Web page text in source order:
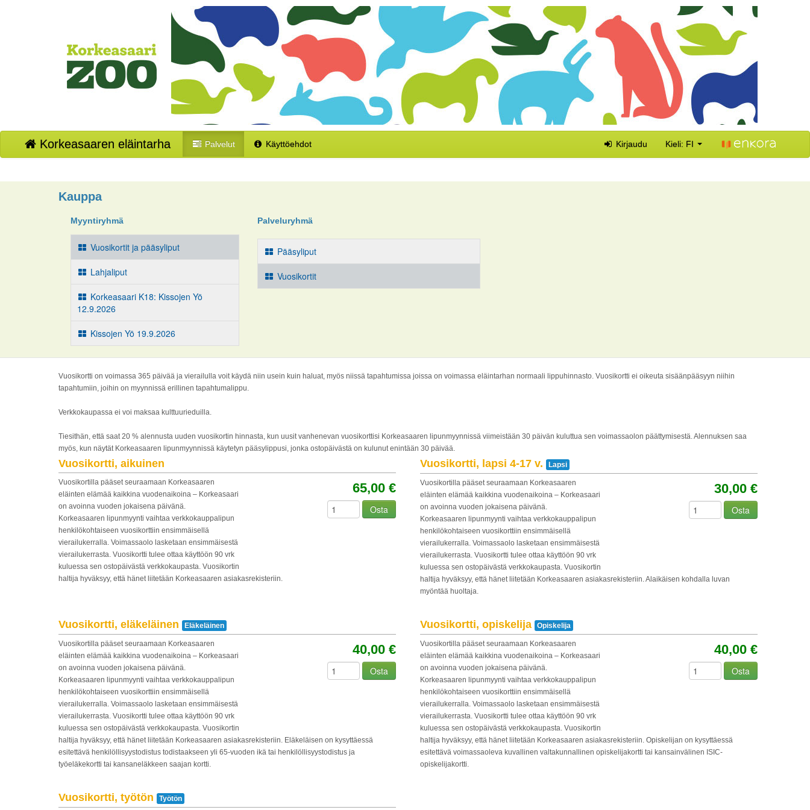
Korkeasaaren eläintarha Palvelut Käyttöehdot Kirjaudu Kieli: FI
Kauppa
Myyntiryhmä
Vuosikortit ja pääsyliput
Lahjaliput
12.9.2026
Kissojen Yö 19.9.2026
Palveluryhmä
Pääsyliput
Vuosikortit
Vuosikortti on voimassa 365 päivää ja vierailulla voit käydä niin usein kuin haluat, myös niissä tapahtumissa joissa on voimassa eläintarhan normaali lippuhinnasto. Vuosikortti ei oikeuta sisäänpääsyyn niihin
tapahtumiin, joihin on myynnissä erillinen tapahtumalippu.
Verkkokaupassa ei voi maksaa kulttuurieduilla.
Tiesithän, että saat 20 % alennusta uuden vuosikortin hinnasta, kun uusit vanhenevan vuosikorttisi Korkeasaaren lipunmyynnissä viimeistään 30 päivän kuluttua sen voimassaolon päättymisestä. Alennuksen saa
myös, kun näytät Korkeasaaren lipunmyynnissä käytetyn pääsylippusi, jonka ostopäivästä on kulunut enintään 30 päivää.
Vuosikortti, aikuinen
Vuosikortilla pääset seuraamaan Korkeasaaren
eläinten elämää kaikkina vuodenaikoina – Korkeasaari
on avoinna vuoden jokaisena päivänä.
Korkeasaaren lipunmyynti vaihtaa verkkokauppalipun
henkilökohtaiseen vuosikorttiin ensimmäisellä
vierailukerralla. Voimassaolo lasketaan ensimmäisestä
vierailukerrasta. Vuosikortti tulee ottaa käyttöön 90 vrk
kuluessa sen ostopäivästä verkkokaupasta. Vuosikortin
haltija hyväksyy, että hänet liitetään Korkeasaaren asiakasrekisteriin.
65,00 €
Osta
Vuosikortti, lapsi 4-17 v. Lapsi
Vuosikortilla pääset seuraamaan Korkeasaaren
eläinten elämää kaikkina vuodenaikoina – Korkeasaari
on avoinna vuoden jokaisena päivänä.
Korkeasaaren lipunmyynti vaihtaa verkkokauppalipun
henkilökohtaiseen vuosikorttiin ensimmäisellä
vierailukerralla. Voimassaolo lasketaan ensimmäisestä
vierailukerrasta. Vuosikortti tulee ottaa käyttöön 90 vrk
kuluessa sen ostopäivästä verkkokaupasta. Vuosikortin
haltija hyväksyy, että hänet liitetään Korkeasaaren asiakasrekisteriin. Alaikäisen kohdalla luvan
myöntää huoltaja.
30,00 €
Osta
Vuosikortti, eläkeläinen Eläkeläinen
Vuosikortilla pääset seuraamaan Korkeasaaren
eläinten elämää kaikkina vuodenaikoina – Korkeasaari
on avoinna vuoden jokaisena päivänä.
Korkeasaaren lipunmyynti vaihtaa verkkokauppalipun
henkilökohtaiseen vuosikorttiin ensimmäisellä
vierailukerralla. Voimassaolo lasketaan ensimmäisestä
vierailukerrasta. Vuosikortti tulee ottaa käyttöön 90 vrk
kuluessa sen ostopäivästä verkkokaupasta. Vuosikortin
haltija hyväksyy, että hänet liitetään Korkeasaaren asiakasrekisteriin. Eläkeläisen on kysyttäessä
esitettävä henkilöllisyystodistus todistaakseen yli 65-vuoden ikä tai henkilöllisyystodistus ja
työeläkekortti tai kansaneläkkeen saajan kortti.
40,00 €
Osta
Vuosikortti, opiskelija Opiskelija
Vuosikortilla pääset seuraamaan Korkeasaaren
eläinten elämää kaikkina vuodenaikoina – Korkeasaari
on avoinna vuoden jokaisena päivänä.
Korkeasaaren lipunmyynti vaihtaa verkkokauppalipun
henkilökohtaiseen vuosikorttiin ensimmäisellä
vierailukerralla. Voimassaolo lasketaan ensimmäisestä
vierailukerrasta. Vuosikortti tulee ottaa käyttöön 90 vrk
kuluessa sen ostopäivästä verkkokaupasta. Vuosikortin
haltija hyväksyy, että hänet liitetään Korkeasaaren asiakasrekisteriin. Opiskelijan on kysyttäessä
esitettävä voimassaoleva kuvallinen valtakunnallinen opiskelijakortti tai kansainvälinen ISIC-
opiskelijakortti.
40,00 €
Osta
Vuosikortti, työtön Työtön